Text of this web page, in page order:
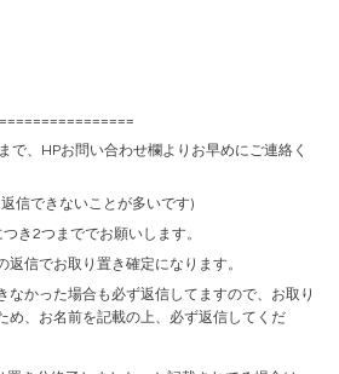
で、HPお問い合わせ欄よりお早めにご連絡く
信できないことが多いです)
き2つまででお願いします。
返信でお取り置き確定になります。
なかった場合も必ず返信してますので、お取り
め、お名前を記載の上、必ず返信してくだ